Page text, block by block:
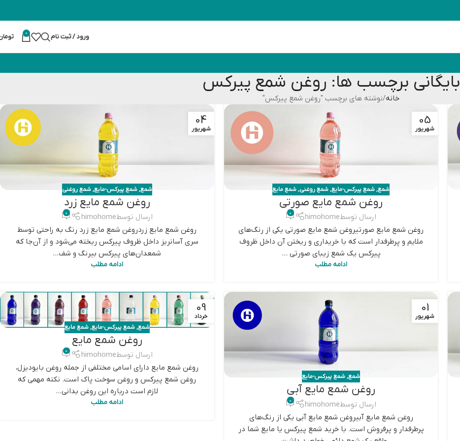
ورود / ثبت نام 0
بایگانی برچسب ها: روغن شمع پیرکس
خانه نوشته های برچسب "روغن شمع پیرکس"
05
شهریور
شمع,شمع پیرکس-مایع,شمع روغنی,شمع مایع
روغن شمع مایع صورتی
ارسال توسطhimohome
0
روغن شمع مایع صورتیروغن شمع مایع صورتی یکی از رنگ‌های
ملایم و پرطرفدار است که با خریداری و ریختن آن داخل ظروف
پیرکس یک شمع زیبای صورتی ...
ادامه مطلب
04
شهریور
شمع,شمع پیرکس-مایع,شمع روغنی
روغن شمع مایع زرد
ارسال توسطhimohome
0
روغن شمع مایع زردروغن شمع مایع زرد رنگ به راحتی توسط
سری آسانریز داخل ظروف پیرکس ریخته می‌شود و از آن‌جا که
شمعدان‌های پیرکس بیرنگ و شف...
ادامه مطلب
01
شهریور
شمع,شمع پیرکس-مایع
روغن شمع مایع آبی
ارسال توسطhimohome
0
روغن شمع مایع آبیروغن شمع مایع آبی یکی از رنگ‌های
پرطرفدار و پرفروش است. با خرید شمع پیرکس یا مایع شما در
09
خرداد
شمع,شمع پیرکس-مایع,شمع مایع
روغن شمع مایع
ارسال توسطhimohome
0
روغن شمع مایع دارای اسامی مختلفی از جمله روغن بایودیزل،
روغن شمع پیرکس و روغن سوخت پاک است. نکته مهمی که
لازم است درباره این روغن بدانی...
ادامه مطلب